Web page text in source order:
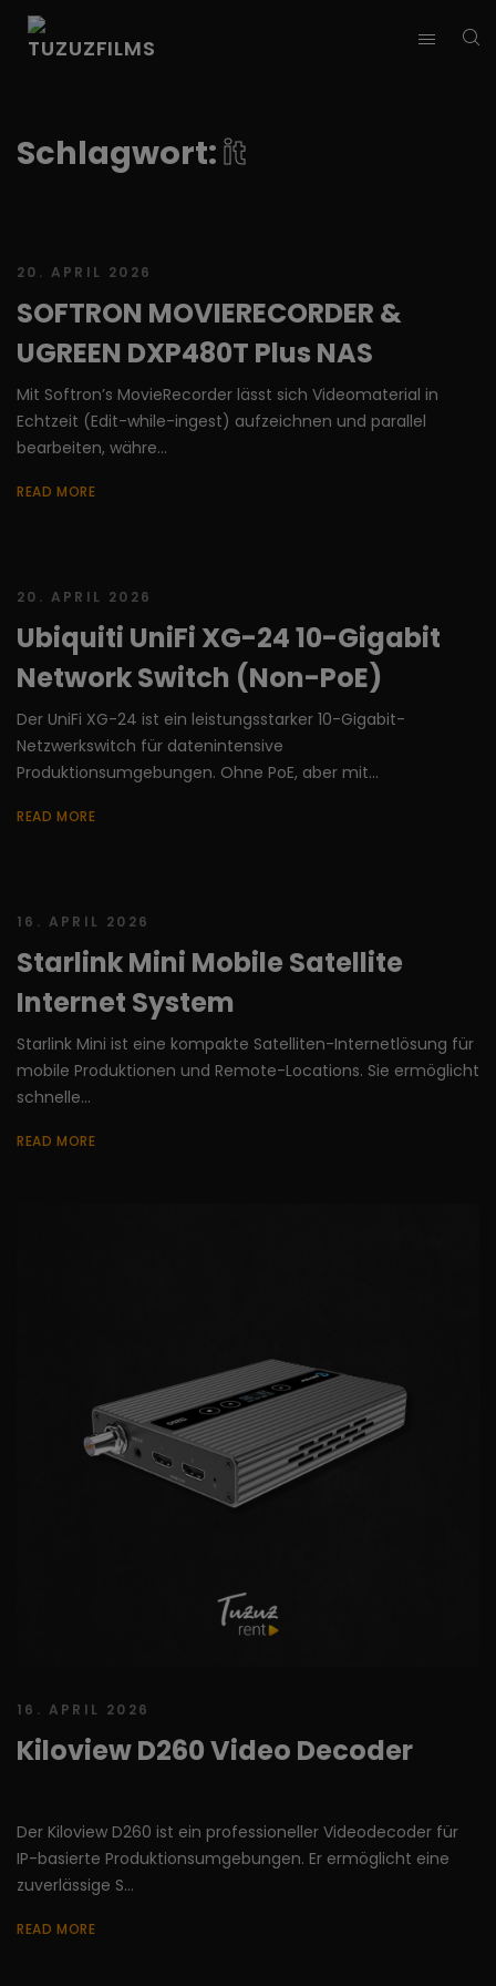
Schlagwort:it
20. APRIL 2026
SOFTRON MOVIERECORDER &
UGREEN DXP480T Plus NAS
Mit Softron’s MovieRecorder lässt sich Videomaterial in
Echtzeit (Edit-while-ingest) aufzeichnen und parallel
bearbeiten, währe...
READ MORE
20. APRIL 2026
Ubiquiti UniFi XG-24 10-Gigabit
Network Switch (Non-PoE)
Der UniFi XG-24 ist ein leistungsstarker 10-Gigabit-
Netzwerkswitch für datenintensive
Produktionsumgebungen. Ohne PoE, aber mit...
READ MORE
16. APRIL 2026
Starlink Mini Mobile Satellite
Internet System
Starlink Mini ist eine kompakte Satelliten-Internetlösung für
mobile Produktionen und Remote-Locations. Sie ermöglicht
schnelle...
READ MORE
16. APRIL 2026
Kiloview D260 Video Decoder
Der Kiloview D260 ist ein professioneller Videodecoder für
IP-basierte Produktionsumgebungen. Er ermöglicht eine
zuverlässige S...
READ MORE